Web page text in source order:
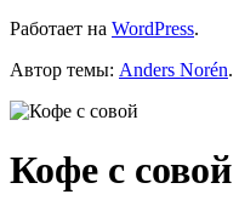
Работает на WordPress.
Автор темы: Anders Norén.
Кофе с совой